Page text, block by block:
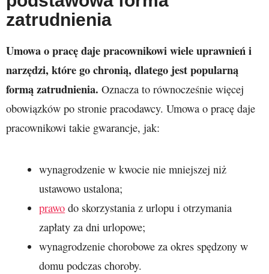
zatrudnienia
Umowa o pracę daje pracownikowi wiele uprawnień i
narzędzi, które go chronią, dlatego jest popularną
formą zatrudnienia. Oznacza to równocześnie więcej
obowiązków po stronie pracodawcy. Umowa o pracę daje
pracownikowi takie gwarancje, jak:
wynagrodzenie w kwocie nie mniejszej niż
ustawowo ustalona;
prawo do skorzystania z urlopu i otrzymania
zapłaty za dni urlopowe;
wynagrodzenie chorobowe za okres spędzony w
domu podczas choroby.